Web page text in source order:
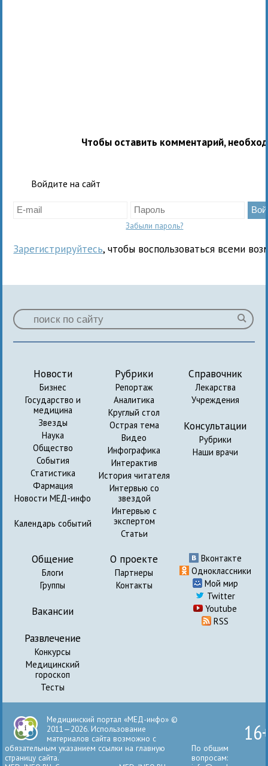
Чтобы оставить комментарий,
Войдите на сайт
Забыли пароль?
Зарегистрируйтесь, чтобы воспользоваться всеми
Новости
Бизнес
Государство и
медицина
Звезды
Наука
Общество
События
Статистика
Фармация
Новости МЕД-инфо
Календарь событий
Рубрики
Репортаж
Аналитика
Круглый стол
Острая тема
Видео
Инфографика
Интерактив
История читателя
Интервью со
звездой
Интервью с
экспертом
Статьи
Справочник
Лекарства
Учреждения
Консультации
Рубрики
Наши врачи
Общение
Блоги
Группы
Вакансии
Развлечение
Конкурсы
Медицинский
гороскоп
Тесты
О проекте
Партнеры
Контакты
Вконтакте
Одноклассники
Мой мир
Twitter
Youtube
RSS
Медицинский портал «МЕД-инфо» ©
2011—2026. Использование
материалов сайта возможно с
обязательным указанием ссылки на главную
страницу сайта.
По общим
вопросам: